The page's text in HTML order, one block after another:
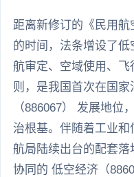
距离新修订的《民用航
的时间，法条增设了
航审定、空域使用、
则，是我国首次在国
（886067） 发展地位
治根基。伴随着工业
航局陆续出台的配套落
协同的 低空经济（